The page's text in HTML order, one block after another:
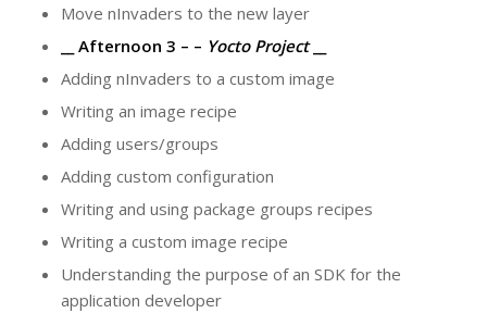
Move nInvaders to the new layer
__ Afternoon 3 – – Yocto Project__
Adding nInvaders to a custom image
Writing an image recipe
Adding users/groups
Adding custom configuration
Writing and using package groups recipes
Writing a custom image recipe
Understanding the purpose of an SDK for the
application developer